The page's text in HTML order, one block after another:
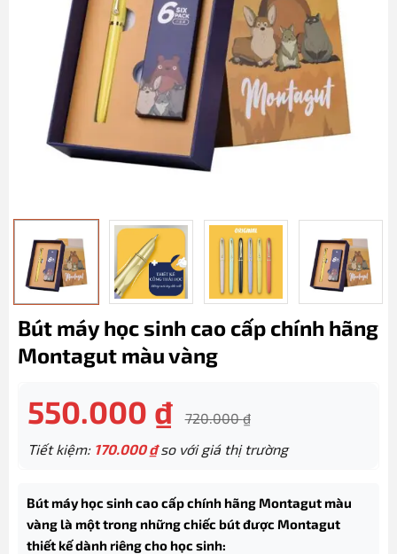
Bút máy học sinh cao cấp chính hãng
Montagut màu vàng
550.000 ₫ 720.000₫
Tiết kiệm: 170.000₫so với giá thị trường
Bút máy học sinh cao cấp chính hãng Montagut màu
vàng là một trong những chiếc bút được Montagut
thiết kế dành riêng cho học sinh: